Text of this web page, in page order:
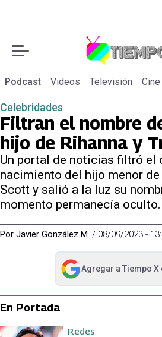
Podcast Videos Televisión
Celebridades
Filtran el nombre
hijo de Rihanna y
Un portal de noticias filtró el
nacimiento del hijo menor de
Scott y salió a la luz su
momento permanecía oculto.
Por Javier González M. / 08/09/2023 -
Agregar a Tiempo X
abre en nueva pestaña
En Portada
Redes